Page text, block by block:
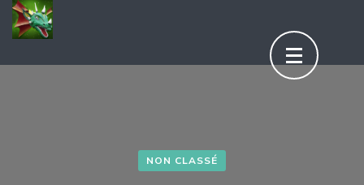
Aller
au
contenu
NON CLASSÉ